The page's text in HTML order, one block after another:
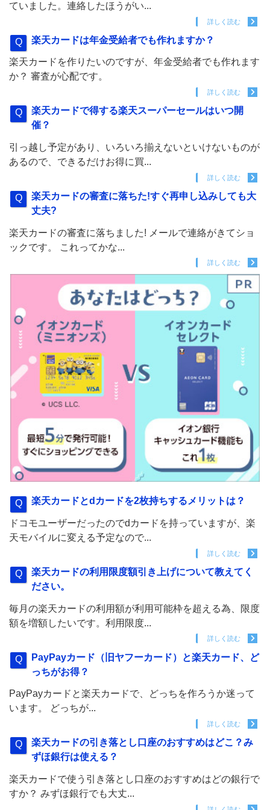
ていました。連絡したほうがい...
詳しく読む
楽天カードは年金受給者でも作れますか？
楽天カードを作りたいのですが、年金受給者でも作れます
か？ 審査が心配です。
詳しく読む
楽天カードで得する楽天スーパーセールはいつ開
催？
引っ越し予定があり、いろいろ揃えないといけないものが
あるので、できるだけお得に買...
詳しく読む
楽天カードの審査に落ちた!すぐ再申し込みしても大
丈夫?
楽天カードの審査に落ちました! メールで連絡がきてショ
ックです。 これってかな...
詳しく読む
楽天カードとdカードを2枚持ちするメリットは？
ドコモユーザーだったのでdカードを持っていますが、楽
天モバイルに変える予定なので...
詳しく読む
楽天カードの利用限度額引き上げについて教えてく
ださい。
毎月の楽天カードの利用額が利用可能枠を超える為、限度
額を増額したいです。利用限度...
詳しく読む
PayPayカード（旧ヤフーカード）と楽天カード、ど
っちがお得？
PayPayカードと楽天カードで、どっちを作ろうか迷って
います。 どっちが...
詳しく読む
楽天カードの引き落とし口座のおすすめはどこ？み
ずほ銀行は使える？
楽天カードで使う引き落とし口座のおすすめはどの銀行で
すか？ みずほ銀行でも大丈...